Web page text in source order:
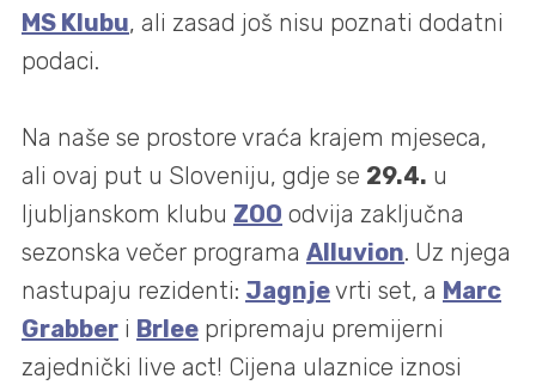
MS Klubu, ali zasad još nisu poznati dodatni
podaci.
Na naše se prostore vraća krajem mjeseca,
ali ovaj put u Sloveniju, gdje se 29.4. u
ljubljanskom klubu ZOO odvija zaključna
sezonska večer programa Alluvion. Uz njega
nastupaju rezidenti: Jagnjevrti set, a Marc
Grabber i Brlee pripremaju premijerni
zajednički live act! Cijena ulaznice iznosi